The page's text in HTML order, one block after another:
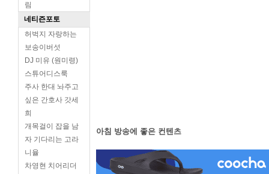
림
네티즌포토
허벅지 자랑하는
보송이버섯
DJ 미유 (원미령)
스튜어디스룩
주사 한대 놔주고
싶은 간호사 갓세
희
개목걸이 잡을 남
자 기다리는 고라
니율
차영현 치어리더
아침 방송에 좋은 컨텐츠